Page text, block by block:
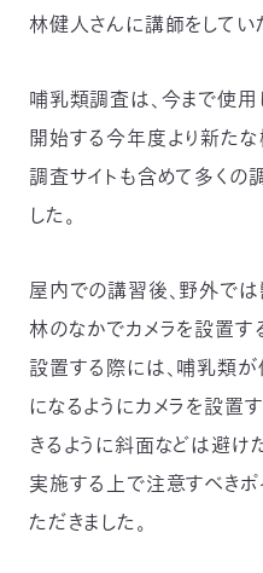
林健人さんに講師をしてい
哺乳類調査は、今まで使用
開始する今年度より新た
調査サイトも含めて多くの
した。
屋内での講習後、野外で
林のなかでカメラを設置す
設置する際には、哺乳類
になるようにカメラを設置
きるように斜面などは避け
実施する上で注意すべき
ただきました。